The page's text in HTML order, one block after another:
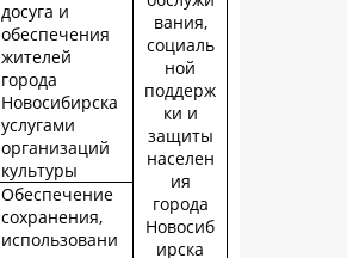
вания,
социаль
ной
поддерж
ки и
защиты
населен
ия
города
Новосиб
ирска
досуга и
обеспечения
жителей
города
Новосибирска
услугами
организаций
культуры
Обеспечение
сохранения,
использовани